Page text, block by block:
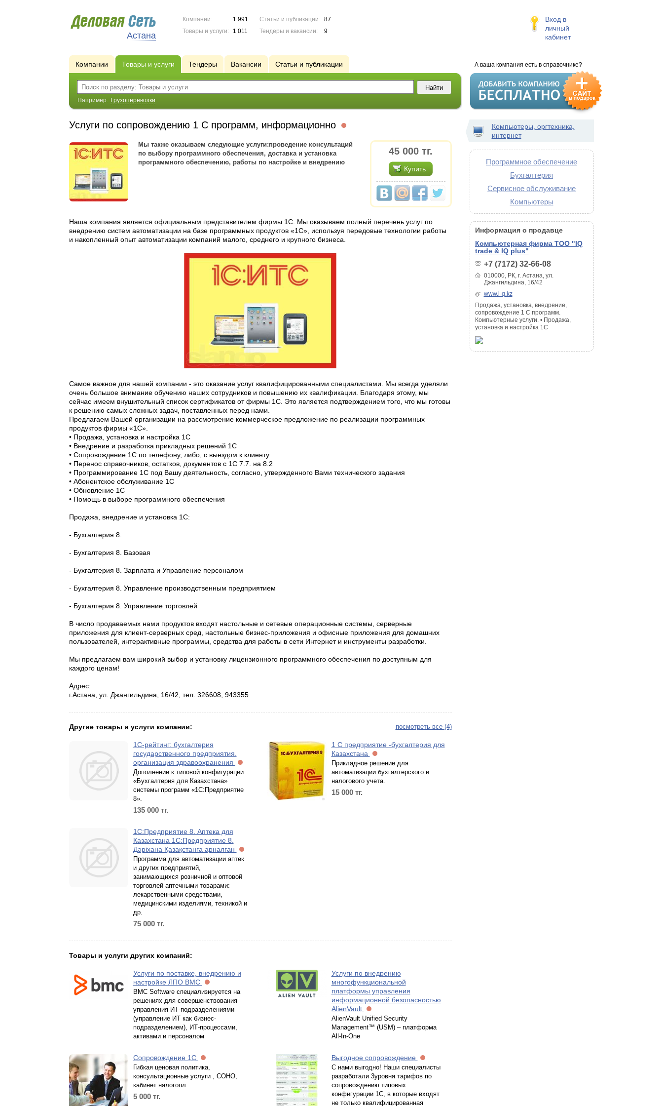
Астана
Компании:
1 991
Товары и услуги:
1 011
Статьи и публикации:
87
Тендеры и вакансии:
9
Вход в
личный
кабинет
А ваша компания есть в справочнике?
Компании Товары и услуги Тендеры Вакансии Статьи и публикации
Например: Грузоперевозки
Услуги по сопровождению 1 С программ, информационно
45 000 тг.
Купить
Мы также оказываем следующие услуги:проведение консультаций
по выбору программного обеспечения, доставка и установка
программного обеспечению, работы по настройке и внедрению
Наша компания является официальным представителем фирмы 1С. Мы оказываем полный перечень услуг по
внедрению систем автоматизации на базе программных продуктов «1С», используя передовые технологии работы
и накопленный опыт автоматизации компаний малого, среднего и крупного бизнеса.
Самое важное для нашей компании - это оказание услуг квалифицированными специалистами. Мы всегда уделяли
очень большое внимание обучению наших сотрудников и повышению их квалификации. Благодаря этому, мы
сейчас имеем внушительный список сертификатов от фирмы 1С. Это является подтверждением того, что мы готовы
к решению самых сложных задач, поставленных перед нами.
Предлагаем Вашей организации на рассмотрение коммерческое предложение по реализации программных
продуктов фирмы «1С».
• Продажа, установка и настройка 1С
• Внедрение и разработка прикладных решений 1С
• Сопровождение 1С по телефону, либо, с выездом к клиенту
• Перенос справочников, остатков, документов с 1С 7.7. на 8.2
• Программирование 1С под Вашу деятельность, согласно, утвержденного Вами технического задания
• Абонентское обслуживание 1С
• Обновление 1С
• Помощь в выборе программного обеспечения
Продажа, внедрение и установка 1С:
- Бухгалтерия 8.
- Бухгалтерия 8. Базовая
- Бухгалтерия 8. Зарплата и Управление персоналом
- Бухгалтерия 8. Управление производственным предприятием
- Бухгалтерия 8. Управление торговлей
В число продаваемых нами продуктов входят настольные и сетевые операционные системы, серверные
приложения для клиент-серверных сред, настольные бизнес-приложения и офисные приложения для домашних
пользователей, интерактивные программы, средства для работы в сети Интернет и инструменты разработки.
Мы предлагаем вам широкий выбор и установку лицензионного программного обеспечения по доступным для
каждого ценам!
Адрес:
г.Астана, ул. Джангильдина, 16/42, тел. 326608, 943355
посмотреть все (4)
Другие товары и услуги компании:
1С-рейтинг: бухгалтерия
государственного предприятия.
организация здравоохранения
Дополнение к типовой конфигурации
«Бухгалтерия для Казахстана»
системы программ «1С:Предприятие
8».
135 000 тг.
1 С предприятие -бухгалтерия для
Казахстана
Прикладное решение для
автоматизации бухгалтерского и
налогового учета.
15 000 тг.
1С:Предприятие 8. Аптека для
Казахстана 1С:Предприятие 8.
Дәріхана Қазақстанға арналған
Программа для автоматизации аптек
и других предприятий,
занимающихся розничной и оптовой
торговлей аптечными товарами:
лекарственными средствами,
медицинскими изделиями, техникой и
др.
75 000 тг.
Товары и услуги других компаний:
Услуги по поставке, внедрению и
настройке ЛПО BMC
BMC Software специализируется на
решениях для совершенствования
управления ИТ-подразделениями
(управление ИТ как бизнес-
подразделением), ИТ-процессами,
активами и персоналом
Услуги по внедрению
многофункциональной
платформы управления
информационной безопасностью
AlienVault
AlienVault Unified Security
Management™ (USM) – платформа
All-In-One
Сопровождение 1С
Гибкая ценовая политика,
консультационные услуги , СОНО,
кабинет налогопл.
5 000 тг.
Выгодное сопровождение
С нами выгодно! Наши специалисты
разработали 3уровня тарифов по
сопровождению типовых
конфигурации 1С, в которые входят
не только квалифицированная
Компьютеры, оргтехника,
интернет
Программное обеспечение
Бухгалтерия
Сервисное обслуживание
Компьютеры
Информация о продавце
Компьютерная фирма ТОО "IQ
trade & IQ plus"
+7 (7172) 32-66-08
010000, РК, г. Астана, ул.
Джангильдина, 16/42
www.i-q.kz
Продажа, установка, внедрение,
сопровождение 1 С программ.
Компьютерные услуги. • Продажа,
установка и настройка 1С